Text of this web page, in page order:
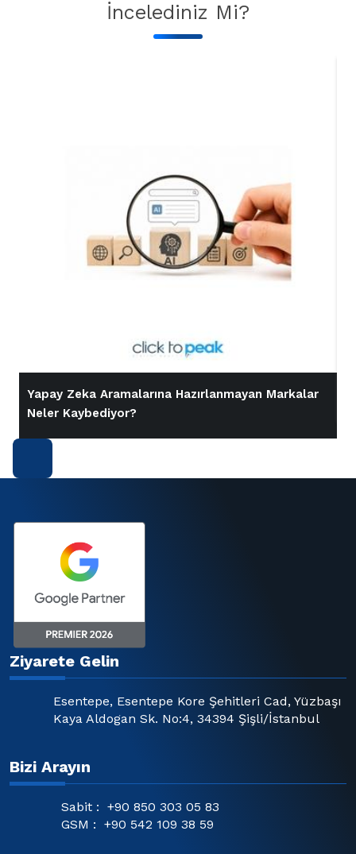
İncelediniz Mi?
Yapay Zeka Aramalarına Hazırlanmayan Markalar
Neler Kaybediyor?
Ziyarete Gelin
Esentepe, Esentepe Kore Şehitleri Cad, Yüzbaşı
Kaya Aldogan Sk. No:4, 34394 Şişli/İstanbul
Bizi Arayın
Sabit : +90 850 303 05 83
GSM : +90 542 109 38 59